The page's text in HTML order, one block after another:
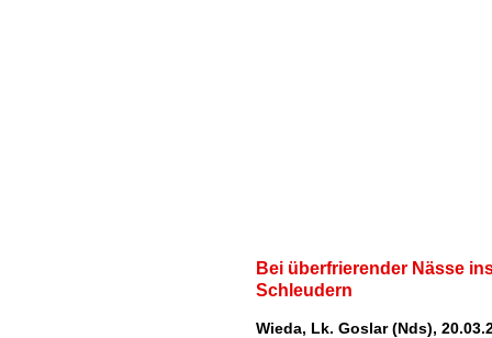
Bei überfrierender Nässe
Schleudern
Wieda, Lk. Goslar (Nds),